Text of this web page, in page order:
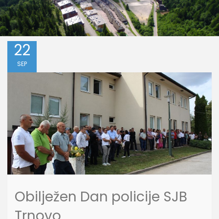
22
SEP
Obilježen Dan policije SJB